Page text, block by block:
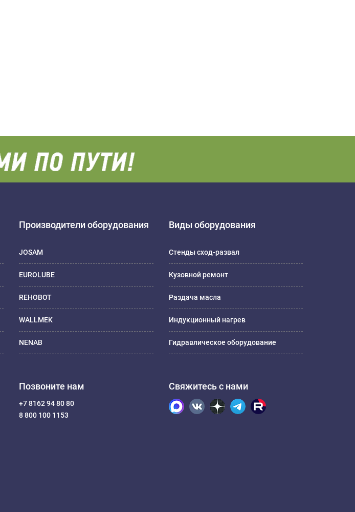
Производители оборудования
JOSAM
EUROLUBE
REHOBOT
WALLMEK
NENAB
Виды оборудования
Стенды сход-развал
Кузовной ремонт
Раздача масла
Индукционный нагрев
Гидравлическое оборудование
Позвоните нам
+7 8162 94 80 80
8 800 100 1153
Свяжитесь с нами